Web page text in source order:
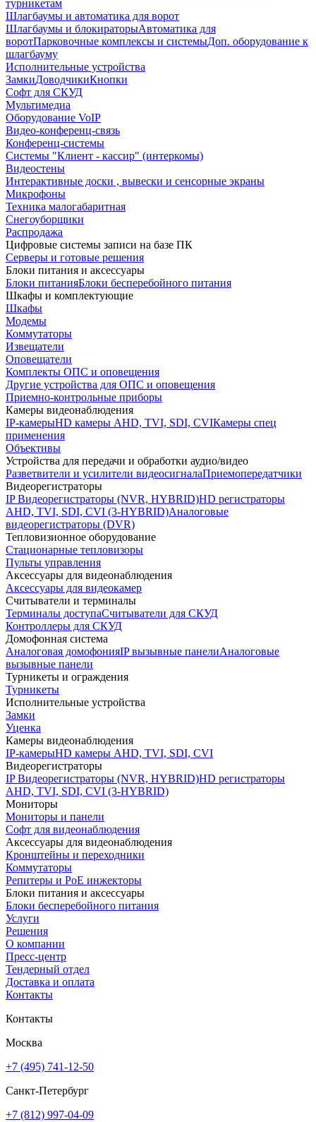
турникетам
Шлагбаумы и автоматика для ворот
Шлагбаумы и блокираторыАвтоматика для
воротПарковочные комплексы и системыДоп. оборудование к
шлагбауму
Исполнительные устройства
ЗамкиДоводчикиКнопки
Софт для СКУД
Мультимедиа
Оборудование VoIP
Видео-конференц-связь
Конференц-системы
Системы "Клиент - кассир" (интеркомы)
Видеостены
Интерактивные доски , вывески и сенсорные экраны
Микрофоны
Техника малогабаритная
Снегоуборщики
Распродажа
Цифровые системы записи на базе ПК
Серверы и готовые решения
Блоки питания и аксессуары
Блоки питанияБлоки бесперебойного питания
Шкафы и комплектующие
Шкафы
Модемы
Коммутаторы
Извещатели
Оповещатели
Комплекты ОПС и оповещения
Другие устройства для ОПС и оповещения
Приемно-контрольные приборы
Камеры видеонаблюдения
IP-камерыHD камеры AHD, TVI, SDI, CVIКамеры спец
применения
Объективы
Устройства для передачи и обработки аудио/видео
Разветвители и усилители видеосигналаПриемопередатчики
Видеорегистраторы
IP Видеорегистраторы (NVR, HYBRID)HD регистраторы
AHD, TVI, SDI, CVI (3-HYBRID)Аналоговые
видеорегистраторы (DVR)
Тепловизионное оборудование
Стационарные тепловизоры
Пульты управления
Аксессуары для видеонаблюдения
Аксессуары для видеокамер
Считыватели и терминалы
Терминалы доступаСчитыватели для СКУД
Контроллеры для СКУД
Домофонная система
Аналоговая домофонияIP вызывные панелиАналоговые
вызывные панели
Турникеты и ограждения
Турникеты
Исполнительные устройства
Замки
Уценка
Камеры видеонаблюдения
IP-камерыHD камеры AHD, TVI, SDI, CVI
Видеорегистраторы
IP Видеорегистраторы (NVR, HYBRID)HD регистраторы
AHD, TVI, SDI, CVI (3-HYBRID)
Мониторы
Мониторы и панели
Софт для видеонаблюдения
Аксессуары для видеонаблюдения
Кронштейны и переходники
Коммутаторы
Репитеры и PoE инжекторы
Блоки питания и аксессуары
Блоки бесперебойного питания
Услуги
Решения
О компании
Пресс-центр
Тендерный отдел
Доставка и оплата
Контакты
Контакты
Москва
+7 (495) 741-12-50
Санкт-Петербург
+7 (812) 997-04-09